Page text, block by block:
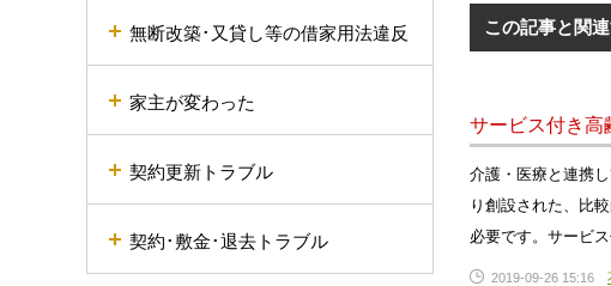
この記事と関
サービス付き高
介護・医療と連携
り創設された、比
必要です。サービ
2019-09-26 15:16
無断改築･又貸し等の借家用法違反
家主が変わった
契約更新トラブル
契約･敷金･退去トラブル